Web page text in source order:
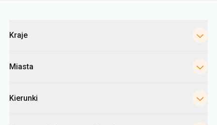
Kraje
Miasta
Kierunki